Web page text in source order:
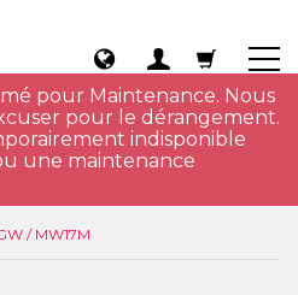
pour Maintenance. Nous
pour le dérangement.
indisponible
une maintenance
/ MW17M